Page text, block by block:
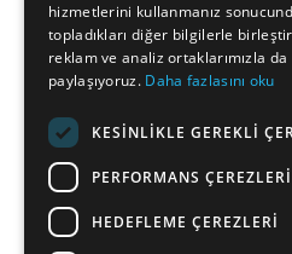
hizmetlerini kullanmanız
topladıkları diğer bilgilerle
reklam ve analiz ortaklarımızla da
paylaşıyoruz. Daha fazlasını oku
KESINLIKLE GEREKLI
PERFORMANS ÇEREZLERI
HEDEFLEME ÇEREZLERI